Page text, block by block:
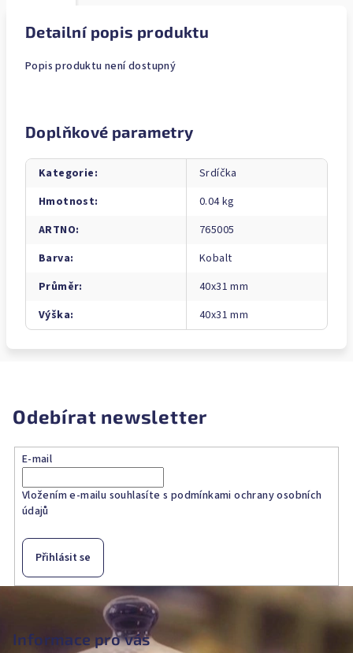
Detailní popis produktu
Popis produktu není dostupný
Doplňkové parametry
Kategorie:
Srdíčka
Hmotnost:
0.04 kg
ARTNO:
765005
Barva:
Kobalt
Průměr:
40x31 mm
Výška: 40x31 mm
Odebírat newsletter
E-mail
Vložením e-mailu souhlasíte s podmínkami ochrany osobních
údajů
Přihlásit se
Z
Informace pro vás